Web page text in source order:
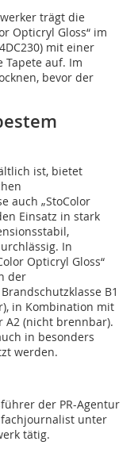
trägt die
Opticryl Gloss“ im
mit einer
Tapete auf. Im
bevor der
ist, bietet
auch „StoColor
Einsatz in stark
In
Opticryl Gloss“
der
B1
in Kombination mit
(nicht brennbar).
in besonders
werden.
der PR-Agentur
unter
tätig.